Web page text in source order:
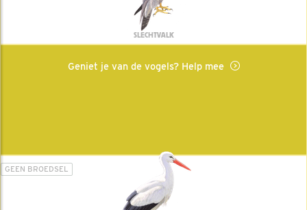
SLECHTVALK
Geniet je van de vogels? Help mee
GEEN BROEDSEL